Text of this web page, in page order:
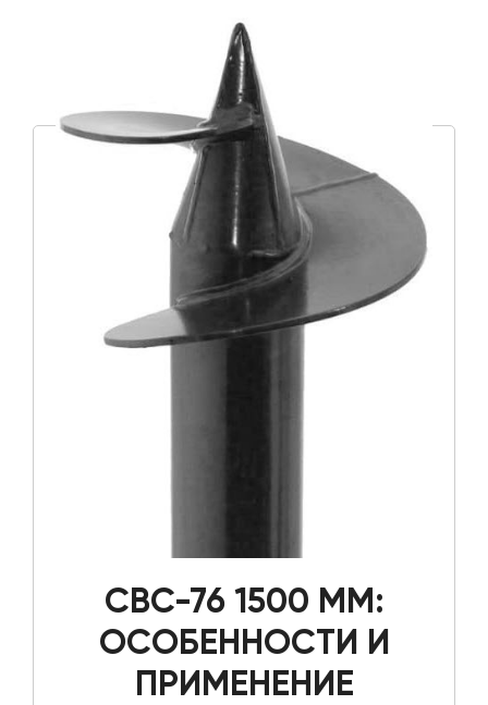
СВС-76 1500 ММ:
ОСОБЕННОСТИ И
ПРИМЕНЕНИЕ